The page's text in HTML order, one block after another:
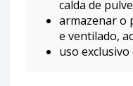
calda de
armazenar o
e ventilado,
uso exclusivo